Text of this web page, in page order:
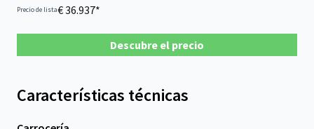
Precio de lista€ 36.937*
Descubre el precio
Características técnicas